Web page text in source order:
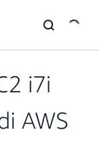
i7i
AWS